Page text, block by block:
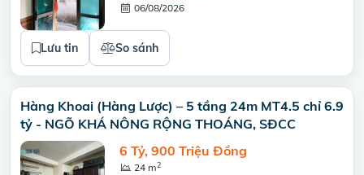
06/08/2026
Lưu tin So sánh
Hàng Khoai (Hàng Lược) – 5 tầng 24m MT4.5 chỉ 6.9
tỷ - NGÕ KHÁ NÔNG RỘNG THOÁNG, SĐCC
6 Tỷ, 900 Triệu Đồng
24 m2